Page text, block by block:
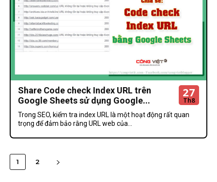
Share Code check Index URL trên
Google Sheets sử dụng Google...
27
Th8
Trong SEO, kiểm tra index URL là một hoạt động rất quan
trọng để đảm bảo rằng URL web của...
1 2